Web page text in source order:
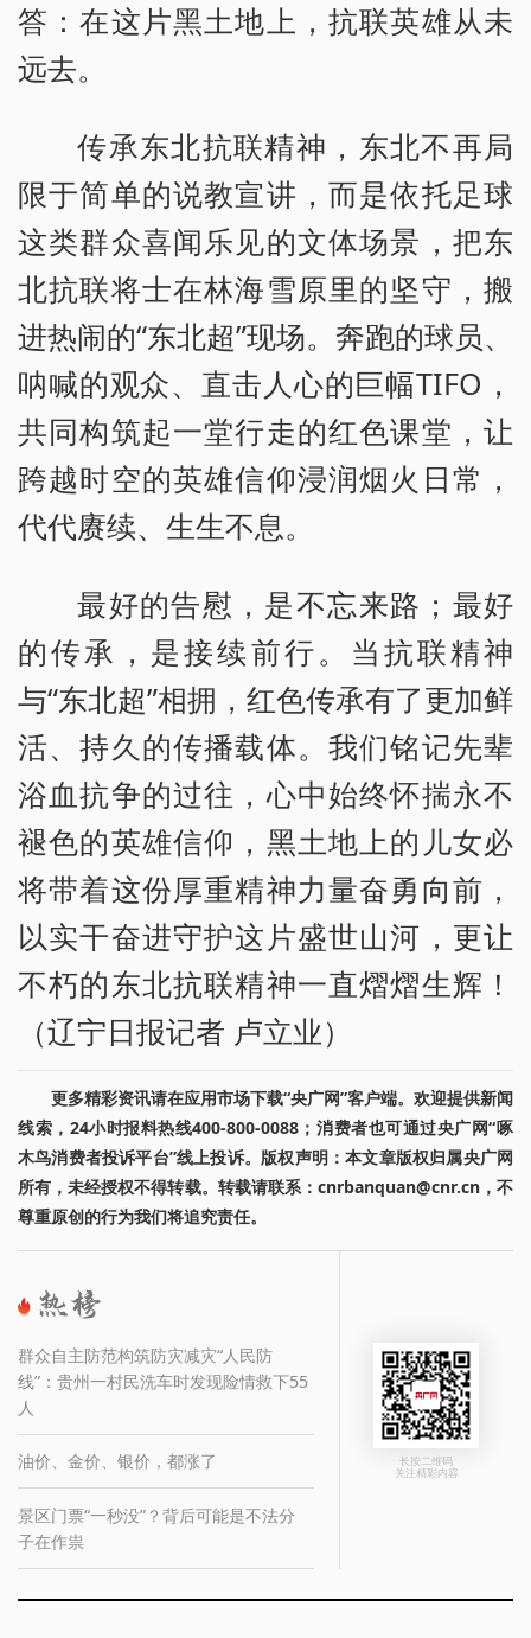
答：在这片黑土地上，抗联英雄从未
远去。
传承东北抗联精神，东北不再局
限于简单的说教宣讲，而是依托足球
这类群众喜闻乐见的文体场景，把东
北抗联将士在林海雪原里的坚守，搬
进热闹的“东北超”现场。奔跑的球员、
呐喊的观众、直击人心的巨幅TIFO，
共同构筑起一堂行走的红色课堂，让
跨越时空的英雄信仰浸润烟火日常，
代代赓续、生生不息。
最好的告慰，是不忘来路；最好
的传承，是接续前行。当抗联精神
与“东北超”相拥，红色传承有了更加鲜
活、持久的传播载体。我们铭记先辈
浴血抗争的过往，心中始终怀揣永不
褪色的英雄信仰，黑土地上的儿女必
将带着这份厚重精神力量奋勇向前，
以实干奋进守护这片盛世山河，更让
不朽的东北抗联精神一直熠熠生辉！
（辽宁日报记者 卢立业）
更多精彩资讯请在应用市场下载“央广网”客户端。欢迎提供新闻
线索，24小时报料热线400-800-0088；消费者也可通过央广网“啄
木鸟消费者投诉平台”线上投诉。版权声明：本文章版权归属央广网
所有，未经授权不得转载。转载请联系：cnrbanquan@cnr.cn，不
尊重原创的行为我们将追究责任。
群众自主防范构筑防灾减灾“人民防
线”：贵州一村民洗车时发现险情救下55
人
油价、金价、银价，都涨了
景区门票“一秒没”？背后可能是不法分
子在作祟
长按二维码
关注精彩内容